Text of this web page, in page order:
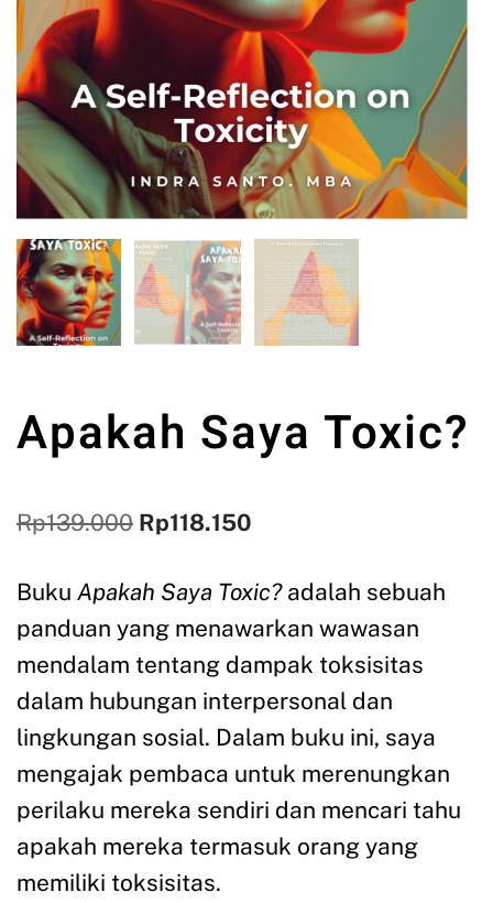
Apakah Saya Toxic?
Rp139.000 Rp118.150
Buku Apakah Saya Toxic?adalah sebuah
panduan yang menawarkan wawasan
mendalam tentang dampak toksisitas
dalam hubungan interpersonal dan
lingkungan sosial. Dalam buku ini, saya
mengajak pembaca untuk merenungkan
perilaku mereka sendiri dan mencari tahu
apakah mereka termasuk orang yang
memiliki toksisitas.